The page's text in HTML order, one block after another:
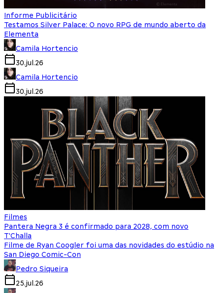
Informe Publicitário
Testamos Silver Palace: O novo RPG de mundo aberto da
Elementa
Camila Hortencio
30.jul.26
Camila Hortencio
30.jul.26
Filmes
Pantera Negra 3 é confirmado para 2028, com novo
T'Challa
Filme de Ryan Coogler foi uma das novidades do estúdio na
San Diego Comic-Con
Pedro Siqueira
25.jul.26